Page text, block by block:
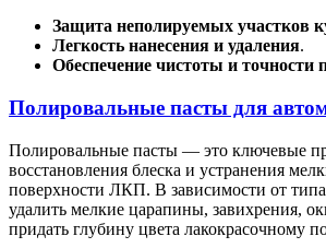
Защита неполируемых участков
Легкость нанесения и удаления.
Обеспечение чистоты и точности
Полировальные пасты для
Полировальные пасты — это ключевые
восстановления блеска и устранения
поверхности ЛКП. В зависимости от
удалить мелкие царапины, завихрения,
придать глубину цвета лакокрасочному